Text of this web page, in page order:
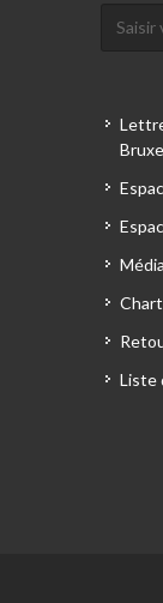
Liste